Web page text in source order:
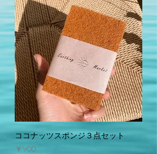
ココナッツスポンジ３点セット
価格
￥900